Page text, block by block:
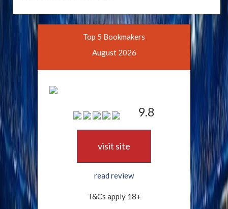
Top 5 Bookmakers
August 2026
9.8
visit site
read review
T&Cs apply 18+